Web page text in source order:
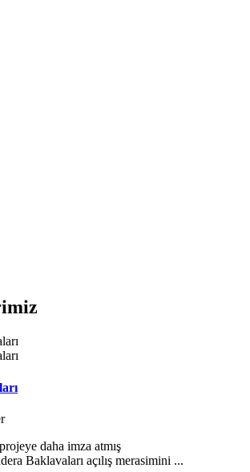
daha imza atmış
Baklavaları açılış merasimini ...